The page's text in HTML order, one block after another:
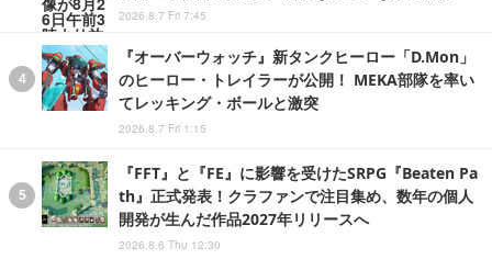
2026.8.7 Fri 7:45
『オーバーウォッチ』新タンクヒーロー「D.Mon」
のヒーロー・トレイラーが公開！ MEKA部隊を率い
てレッキング・ボールと激突
2026.8.7 Fri 1:15
『FFT』と『FE』に影響を受けたSRPG『Beaten Pa
th』正式発表！クラファンで注目集め、数年の個人
開発が生んだ作品2027年リリースへ
2026.8.6 Thu 12:30